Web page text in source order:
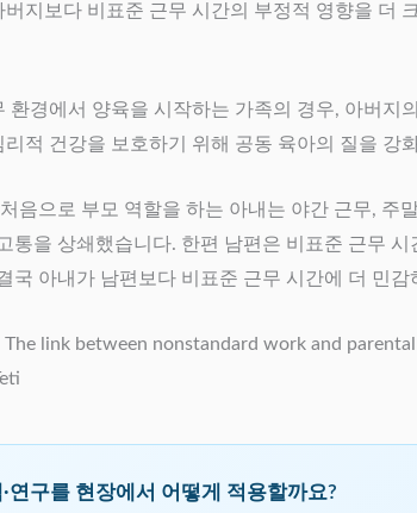
버지보다 비표준 근무 시간의 부정적 영향을 더
환경에서 양육을 시작하는 가족의 경우, 아버
리적 건강을 보호하기 위해 공동 육아의 질을 강
음으로 부모 역할을 하는 아내는 야간 근무, 주
통을 상쇄했습니다. 한편 남편은 비표준 근무
국 아내가 남편보다 비표준 근무 시간에 더 민감
The link between nonstandard work and
연구를 현장에서 어떻게 적용할까요?